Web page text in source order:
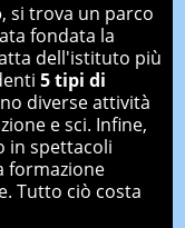
, si trova un parco
fondata la
dell'istituto più
5 tipi di
diverse attività
e sci. Infine,
in spettacoli
formazione
Tutto ciò costa